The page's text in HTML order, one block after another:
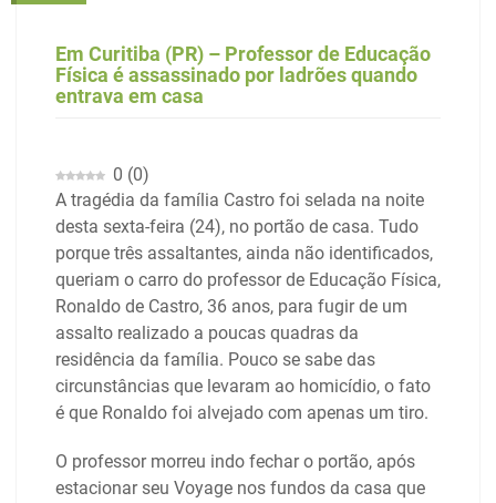
Em Curitiba (PR) – Professor de Educação
Física é assassinado por ladrões quando
entrava em casa
0 (0)
A tragédia da família Castro foi selada na noite
desta sexta-feira (24), no portão de casa. Tudo
porque três assaltantes, ainda não identificados,
queriam o carro do professor de Educação Física,
Ronaldo de Castro, 36 anos, para fugir de um
assalto realizado a poucas quadras da
residência da família. Pouco se sabe das
circunstâncias que levaram ao homicídio, o fato
é que Ronaldo foi alvejado com apenas um tiro.
O professor morreu indo fechar o portão, após
estacionar seu Voyage nos fundos da casa que